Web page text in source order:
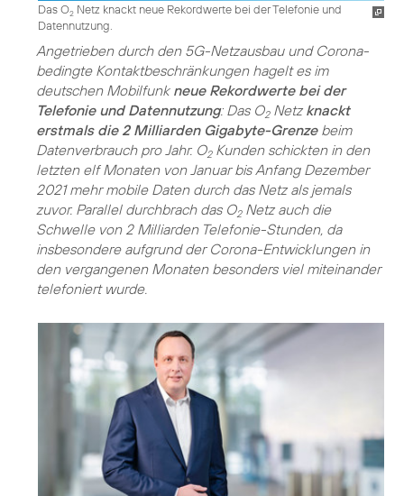
Das O2 Netz knackt neue Rekordwerte bei der Telefonie und
Datennutzung.
Angetrieben durch den 5G-Netzausbau und Corona-
bedingte Kontaktbeschränkungen hagelt es im
deutschen Mobilfunk neue Rekordwerte bei der
Telefonie und Datennutzung: Das O2Netz knackt
erstmals die 2 Milliarden Gigabyte-Grenzebeim
Datenverbrauch pro Jahr. O2Kunden schickten in den
letzten elf Monaten von Januar bis Anfang Dezember
2021 mehr mobile Daten durch das Netz als jemals
zuvor. Parallel durchbrach das O2Netz auch die
Schwelle von 2 Milliarden Telefonie-Stunden, da
insbesondere aufgrund der Corona-Entwicklungen in
den vergangenen Monaten besonders viel miteinander
telefoniert wurde.